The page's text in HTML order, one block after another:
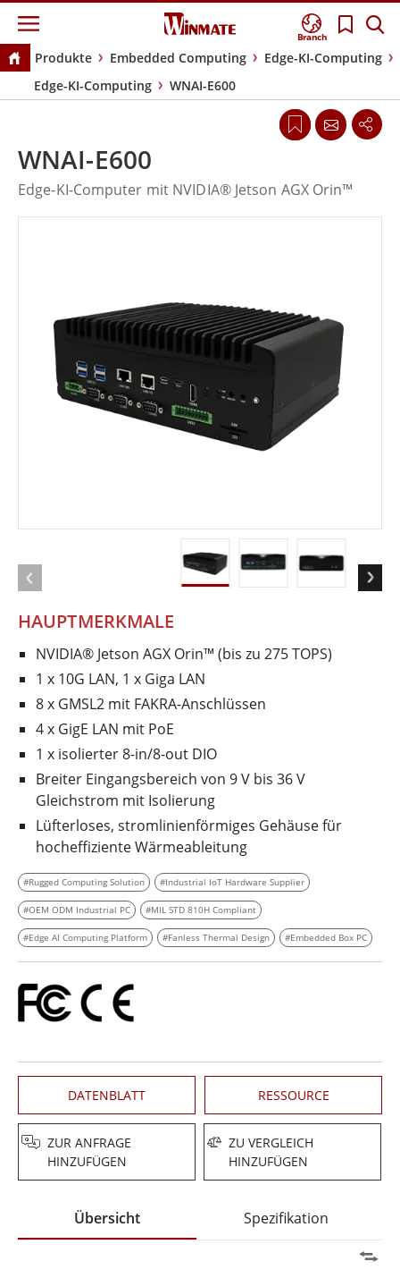
Branch
Produkte Embedded Computing
Edge-KI-Computing
Edge-KI-Computing
WNAI-E600
HAUPTMERKMALE
NVIDIA® Jetson AGX Orin™ (bis zu 275 TOPS)
1 x 10G LAN, 1 x Giga LAN
8 x GMSL2 mit FAKRA-Anschlüssen
4 x GigE LAN mit PoE
1 x isolierter 8-in/8-out DIO
Breiter Eingangsbereich von 9 V bis 36 V
Gleichstrom mit Isolierung
Lüfterloses, stromlinienförmiges Gehäuse für
hocheffiziente Wärmeableitung
#Rugged Computing Solution #Industrial IoT Hardware Supplier
#OEM ODM Industrial PC #MIL STD 810H Compliant
#Edge AI Computing Platform #Fanless Thermal Design #Embedded Box PC
DATENBLATT RESSOURCE
ZUR ANFRAGE
HINZUFÜGEN
ZU VERGLEICH
HINZUFÜGEN
WNAI-E600
Edge-KI-Computer mit NVIDIA® Jetson AGX Orin™
Übersicht Spezifikation